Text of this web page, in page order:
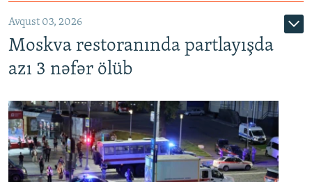
Avqust 03, 2026
Moskva restoranında partlayışda
azı 3 nəfər ölüb